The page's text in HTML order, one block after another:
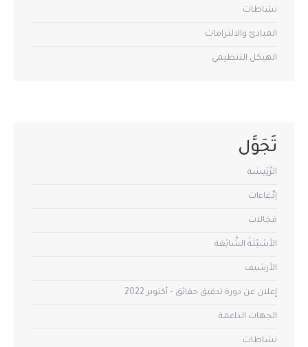
نشاطات
المبادئ والالتزامات
الهيكل التنظيمي
تَجَوَّل
الرَّئِيسَة
اِدِّعَاءات
مَجَالات
الأسْئِلَةُ الشَّائِعَة
الأرشيف
إعلان عن دورة تدقيق حقائق – أكتوبر 2022
الجهات الداعمة
نشاطات